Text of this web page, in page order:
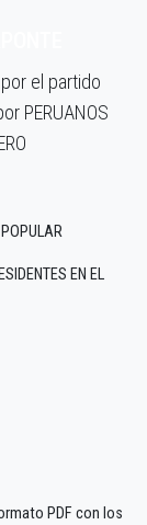
el partido
PERUANOS
EN EL
PDF con los